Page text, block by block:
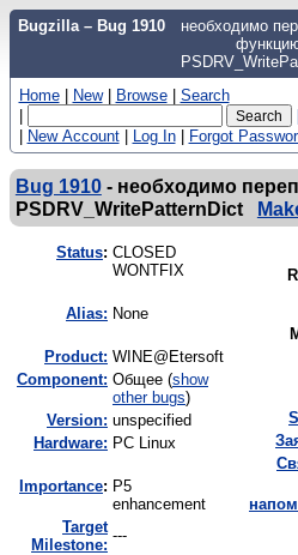
Bugzilla – Bug 1910
необходимо
Home | New | Browse | Search
|
| New Account | Log In | Forgot
Bug 1910 - необходимо
PSDRV_WritePatternDict
Status: CLOSED
WONTFIX
Alias: None
Product: WINE@Etersoft
Component: Общее (show
other bugs)
Version: unspecified
Hardware: PC Linux
mportance: P5
enhancement
Target
Milestone:
---